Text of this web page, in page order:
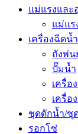
แม่แรงแล
แม่แร
เครื่องฉีดน้
ถังพ่น
ปั๊มน้ำ
เครื่อ
เครื่อ
ชุดดักน้ำ/ชุ
รอกโซ่